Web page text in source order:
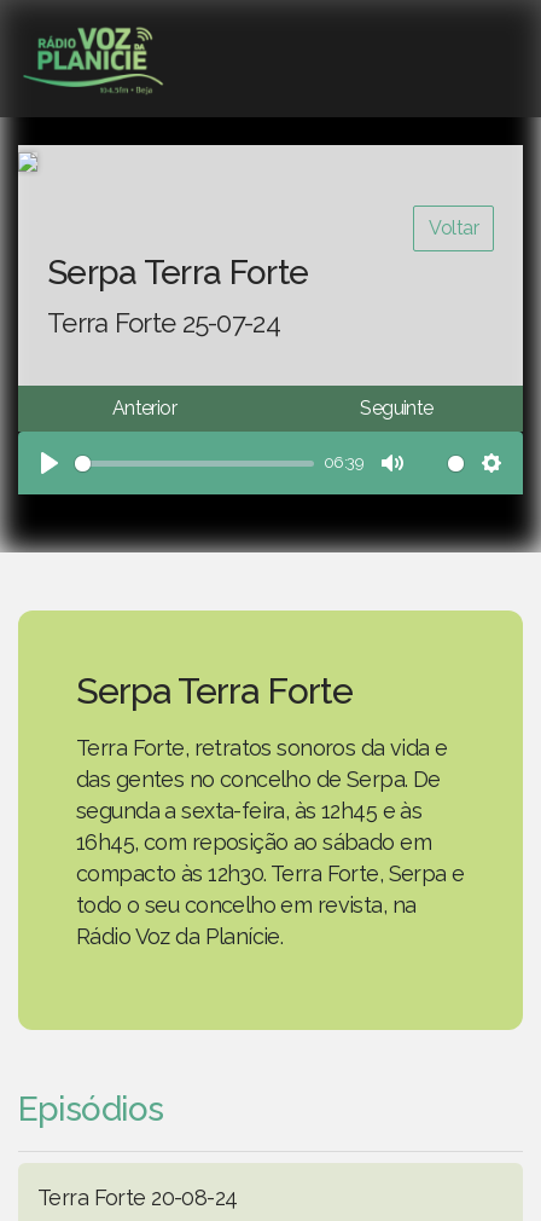
Voltar
Serpa Terra Forte
Terra Forte 25-07-24
Anterior Seguinte
Play
06:39
Mute
Serpa Terra Forte
Terra Forte, retratos sonoros da vida e
das gentes no concelho de Serpa. De
segunda a sexta-feira, às 12h45 e às
16h45, com reposição ao sábado em
compacto às 12h30. Terra Forte, Serpa e
todo o seu concelho em revista, na
Rádio Voz da Planície.
Episódios
Terra Forte 20-08-24